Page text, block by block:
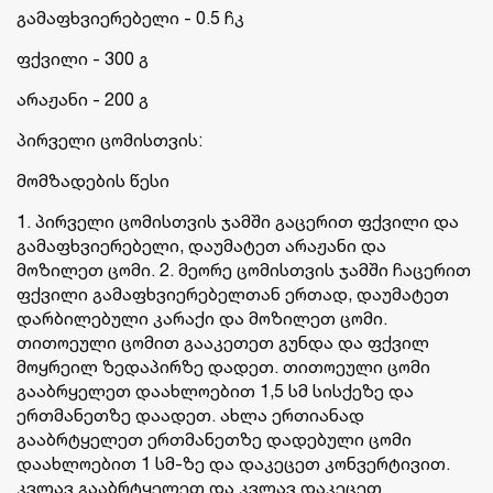
გამაფხვიერებელი - 0.5 ჩკ
ფქვილი - 300 გ
არაჟანი - 200 გ
პირველი ცომისთვის:
მომზადების წესი
1. პირველი ცომისთვის ჯამში გაცერით ფქვილი და
გამაფხვიერებელი, დაუმატეთ არაჟანი და
მოზილეთ ცომი. 2. მეორე ცომისთვის ჯამში ჩაცერით
ფქვილი გამაფხვიერებელთან ერთად, დაუმატეთ
დარბილებული კარაქი და მოზილეთ ცომი.
თითოეული ცომით გააკეთეთ გუნდა და ფქვილ
მოყრეილ ზედაპირზე დადეთ. თითოეული ცომი
გააბრყელეთ დაახლოებით 1,5 სმ სისქეზე და
ერთმანეთზე დაადეთ. ახლა ერთიანად
გააბრტყელეთ ერთმანეთზე დადებული ცომი
დაახლოებით 1 სმ-ზე და დაკეცეთ კონვერტივით.
კვლავ გააბრტყელეთ და კვლავ დაკეცეთ